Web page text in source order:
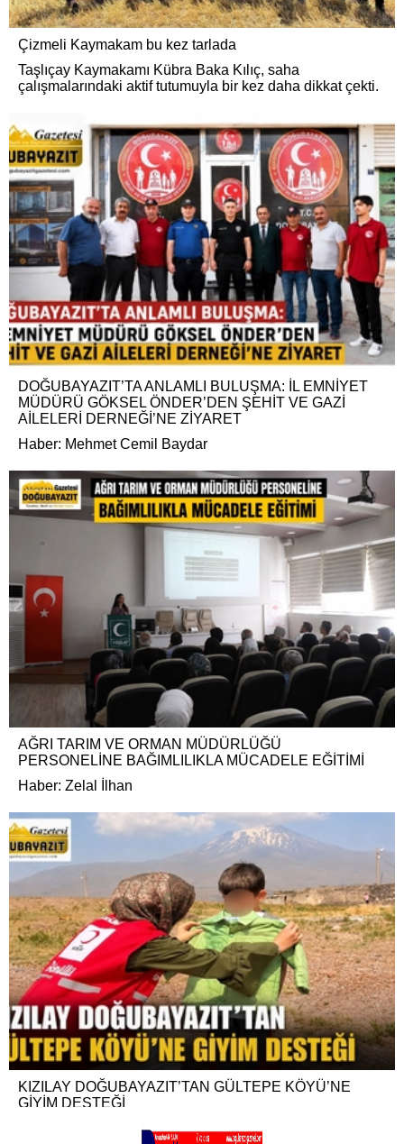
Çizmeli Kaymakam bu kez tarlada
Taşlıçay Kaymakamı Kübra Baka Kılıç, saha
çalışmalarındaki aktif tutumuyla bir kez daha dikkat çekti.
DOĞUBAYAZIT’TA ANLAMLI BULUŞMA: İL EMNİYET
MÜDÜRÜ GÖKSEL ÖNDER’DEN ŞEHİT VE GAZİ
AİLELERİ DERNEĞİ’NE ZİYARET
Haber: Mehmet Cemil Baydar
AĞRI TARIM VE ORMAN MÜDÜRLÜĞÜ
PERSONELİNE BAĞIMLILIKLA MÜCADELE EĞİTİMİ
Haber: Zelal İlhan
KIZILAY DOĞUBAYAZIT’TAN GÜLTEPE KÖYÜ’NE
GİYİM DESTEĞİ
Haber: Naime Olcay Baran